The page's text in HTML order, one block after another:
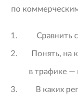
по
Сравнить
Понять, на
в трафике
В каких